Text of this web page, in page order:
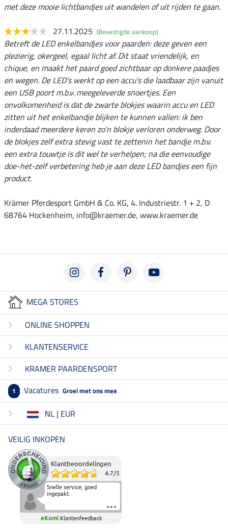
met deze mooie lichtbandjes uit wandelen of uit rijden te gaan.
27.11.2025 (Bevestigde aankoop)
Betreft de LED enkelbandjes voor paarden: deze geven een
plezierig, okergeel, egaal licht af. Dit staat vriendelijk, en
chique, en maakt het paard goed zichtbaar op donkere paadjes
en wegen. De LED's werkt op een accu's die laadbaar zijn vanuit
een USB poort m.b.v. meegeleverde snoertjes. Een
onvolkomenheid is dat de zwarte blokjes waarin accu en LED
zitten uit het enkelbandje blijken te kunnen vallen: ik ben
inderdaad meerdere keren zo'n blokje verloren onderweg. Door
de blokjes zelf extra stevig vast te zettenin het bandje m.b.v.
een extra touwtje is dit wel te verhelpen; na die eenvoudige
doe-het-zelf verbetering heb je aan deze LED bandjes een fijn
product.
Krämer Pferdesport GmbH & Co. KG, 4. Industriestr. 1 + 2, D
68764 Hockenheim, info@kraemer.de, www.kraemer.de
MEGA STORES
ONLINE SHOPPEN
KLANTENSERVICE
KRAMER PAARDENSPORT
1 Vacatures Groei met ons mee
NL | EUR
VEILIG INKOPEN
Klantbeoordelingen
4.7/5
Snelle service, goed
ingepakt.
eKomi Klantenfeedback